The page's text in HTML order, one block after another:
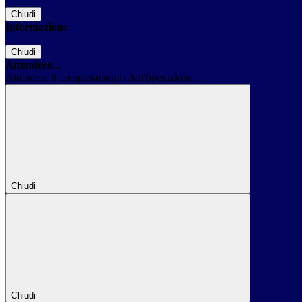
Chiudi
Informazione
Chiudi
Attendere...
Attendere il completamento dell'operazione...
Chiudi
Chiudi